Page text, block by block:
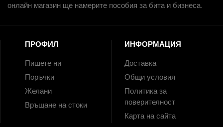
онлайн магазин ще намерите пособия за бита и бизнеса.
ПРОФИЛ
Пишете ни
Поръчки
Желани
Връщане на стоки
ИНФОРМАЦИЯ
Доставка
Общи условия
Политика за
поверителност
Карта на сайта